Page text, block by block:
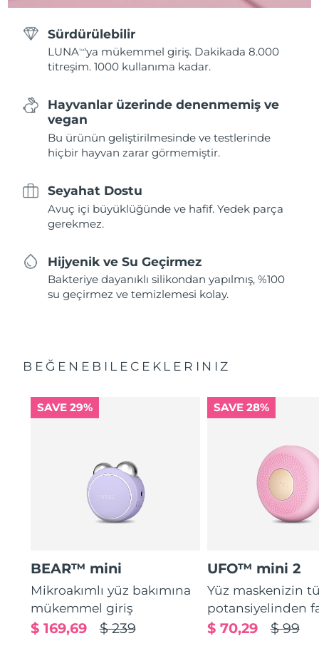
Sürdürülebilir
LUNATM 'ya mükemmel giriş. Dakikada 8.000
titreşim. 1000 kullanıma kadar.
Hayvanlar üzerinde denenmemiş ve
vegan
Bu ürünün geliştirilmesinde ve testlerinde
hiçbir hayvan zarar görmemiştir.
Seyahat Dostu
Avuç içi büyüklüğünde ve hafif. Yedek parça
gerekmez.
Hijyenik ve Su Geçirmez
Bakteriye dayanıklı silikondan yapılmış, %100
su geçirmez ve temizlemesi kolay.
BEĞENEBILECEKLERINIZ
SAVE 29%
BEAR™ mini
Mikroakımlı yüz bakımına
mükemmel giriş
$ 239
$ 169,69
SAVE 28%
UFO™ mini 2
Yüz maskenizin
potansiyelinden
$ 99
$ 70,29